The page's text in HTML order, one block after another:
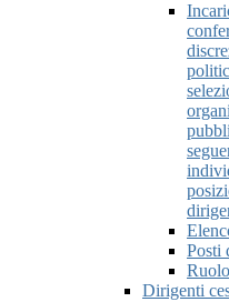
Posti
Dirigenti